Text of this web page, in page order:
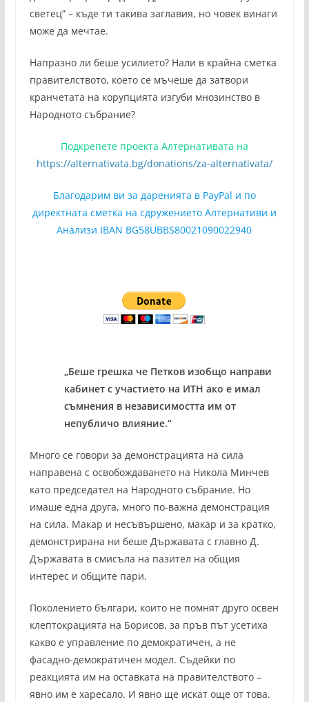
светец” – къде ти такива заглавия, но човек винаги
може да мечтае.
Напразно ли беше усилието? Нали в крайна сметка
правителството, което се мъчеше да затвори
кранчетата на корупцията изгуби мнозинство в
Народното събрание?
Подкрепете проекта Алтернативата на
https://alternativata.bg/donations/za-alternativata/
Благодарим ви за даренията в PayPal и по
директната сметка на сдружението Алтернативи и
Анализи IBAN BG58UBBS80021090022940
„Беше грешка че Петков изобщо направи
кабинет с участието на ИТН ако е имал
съмнения в независимостта им от
непубличо влияние.“
Много се говори за демонстрацията на сила
направена с освобождаването на Никола Минчев
като председател на Народното събрание. Но
имаше една друга, много по-важна демонстрация
на сила. Макар и несъвършено, макар и за кратко,
демонстрирана ни беше Държавата с главно Д.
Държавата в смисъла на пазител на общия
интерес и общите пари.
Поколението българи, които не помнят друго освен
клептокрацията на Борисов, за пръв път усетиха
какво е управление по демократичен, а не
фасадно-демократичен модел. Съдейки по
реакцията им на оставката на правителството –
явно им е харесало. И явно ще искат още от това.